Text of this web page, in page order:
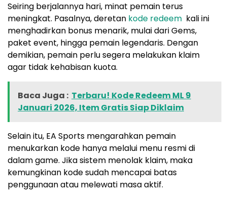
Seiring berjalannya hari, minat pemain terus
meningkat. Pasalnya, deretan kode redeem kali ini
menghadirkan bonus menarik, mulai dari Gems,
paket event, hingga pemain legendaris. Dengan
demikian, pemain perlu segera melakukan klaim
agar tidak kehabisan kuota.
Baca Juga : Terbaru! Kode Redeem ML 9
Januari 2026, Item Gratis Siap Diklaim
Selain itu, EA Sports mengarahkan pemain
menukarkan kode hanya melalui menu resmi di
dalam game. Jika sistem menolak klaim, maka
kemungkinan kode sudah mencapai batas
penggunaan atau melewati masa aktif.